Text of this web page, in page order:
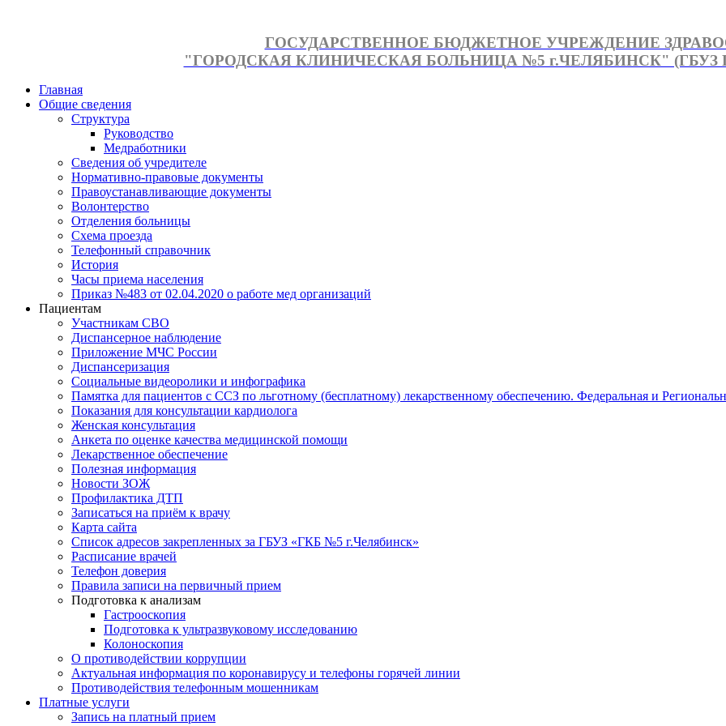
ГОСУДАРСТВЕННОЕ БЮДЖЕТНОЕ УЧРЕЖДЕНИЕ
"ГОРОДСКАЯ КЛИНИЧЕСКАЯ БОЛЬНИЦА №5 г.ЧЕЛЯБИНСК" (ГБУЗ
Главная
Общие сведения
Структура
Руководство
Медработники
Сведения об учредителе
Нормативно-правовые документы
Правоустанавливающие документы
Волонтерство
Отделения больницы
Схема проезда
Телефонный справочник
История
Часы приема населения
Приказ №483 от 02.04.2020 о работе мед организаций
Пациентам
Участникам СВО
Диспансерное наблюдение
Приложение МЧС России
Диспансеризация
Социальные видеоролики и инфографика
Памятка для пациентов с ССЗ по льготному (бесплатному) лекарственному обеспечению. Федеральная и
Показания для консультации кардиолога
Женская консультация
Анкета по оценке качества медицинской помощи
Лекарственное обеспечение
Полезная информация
Новости ЗОЖ
Профилактика ДТП
Записаться на приём к врачу
Карта сайта
Список адресов закрепленных за ГБУЗ «ГКБ №5 г.Челябинск»
Расписание врачей
Телефон доверия
Правила записи на первичный прием
Подготовка к анализам
Гастрооскопия
Подготовка к ультразвуковому исследованию
Колоноскопия
О противодействии коррупции
Актуальная информация по коронавирусу и телефоны горячей линии
Противодействия телефонным мошенникам
Платные услуги
Запись на платный прием